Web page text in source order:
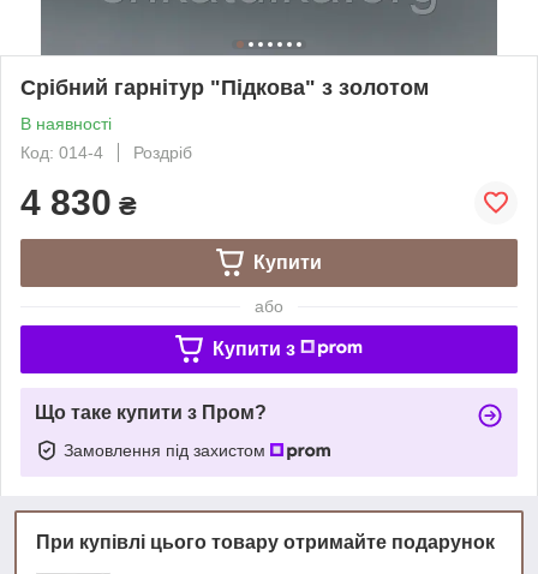
Срібний гарнітур "Підкова" з золотом
В наявності
Код: 014-4
Роздріб
4 830 ₴
Купити
або
Купити з
Що таке купити з Пром?
Замовлення під захистом
При купівлі цього товару отримайте подарунок